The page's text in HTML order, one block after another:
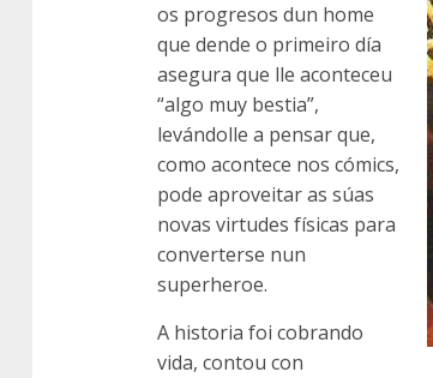
os progresos dun home
que dende o primeiro día
asegura que lle aconteceu
“algo muy bestia”,
levándolle a pensar que,
como acontece nos cómics,
pode aproveitar as súas
novas virtudes físicas para
converterse nun
superheroe.
A historia foi cobrando
vida, contou con